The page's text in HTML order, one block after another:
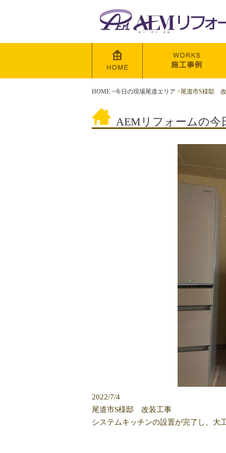
HOME >今日の現場尾道エリア >尾道市S様邸
AEMリフォームの今
2022/7/4
尾道市S様邸 改装工事
システムキッチンの設置が完了し、大